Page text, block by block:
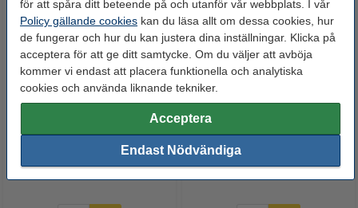
för att spåra ditt beteende på och utanför vår webbplats. I vår
Policy gällande cookies kan du läsa allt om dessa cookies, hur
de fungerar och hur du kan justera dina inställningar. Klicka på
acceptera för att ge ditt samtycke. Om du väljer att avböja
kommer vi endast att placera funktionella och analytiska
cookies och använda liknande tekniker.
Acceptera
Endast Nödvändiga
123ink | sorterade färger | 4st
60 kr
Lamineringsfickor A4 80 mik. |
blank | 123ink 100st
125 kr